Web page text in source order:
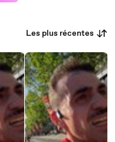
Les plus récentes